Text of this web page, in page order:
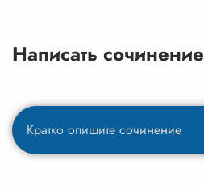
Написать сочинение